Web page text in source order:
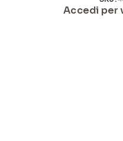
Accedi per